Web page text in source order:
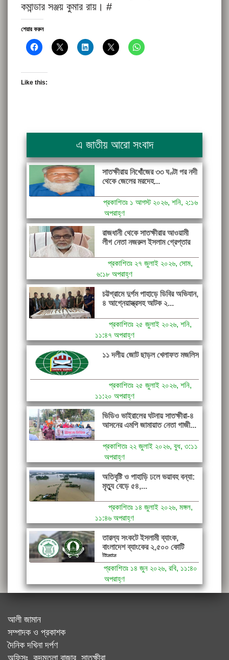
কমান্ডার সঞ্জয় কুমার রায়। #
শেয়ার করুন
Like this:
এ জাতীয় আরো সংবাদ
সাতক্ষীরায় নিখোঁজের ৩৩ ঘণ্টা পর নদী
থেকে জেলের মরদেহ...
প্রকাশিতঃ ১ আগস্ট ২০২৬, শনি, ২:১৬
অপরাহ্ণ
রাজধানী থেকে সাতক্ষীরার আওয়ামী
লীগ নেতা নজরুল ইসলাম গ্রেপ্তার
প্রকাশিতঃ ২৭ জুলাই ২০২৬, সোম,
৬:১৮ অপরাহ্ণ
চট্টগ্রামে দুর্গম পাহাড়ে ডিবির অভিযান,
৪ আগ্নেয়াস্ত্রসহ আটক ২...
প্রকাশিতঃ ২৫ জুলাই ২০২৬, শনি,
১১:৪৭ অপরাহ্ণ
১১ দলীয় জোট ছাড়ল খেলাফত মজলিস
প্রকাশিতঃ ২৫ জুলাই ২০২৬, শনি,
১১:২০ অপরাহ্ণ
ভিডিও ভাইরালের ঘটনায় সাতক্ষীরা-৪
আসনের এমপি জামায়াত নেতা গাজী...
প্রকাশিতঃ ২২ জুলাই ২০২৬, বুধ, ৩:১১
অপরাহ্ণ
অতিবৃষ্টি ও পাহাড়ি ঢলে ভয়াবহ বন্যা:
মৃত্যু বেড়ে ৫৪,...
প্রকাশিতঃ ১৪ জুলাই ২০২৬, মঙ্গল,
১১:৪৬ অপরাহ্ণ
তারল্য সংকটে ইসলামী ব্যাংক,
বাংলাদেশ ব্যাংকের ২,৫০০ কোটি
টাকার...
প্রকাশিতঃ ১৪ জুন ২০২৬, রবি, ১১:৪০
অপরাহ্ণ
আলী জামান
সম্পাদক ও প্রকাশক
দৈনিক দখিনা দর্পণ